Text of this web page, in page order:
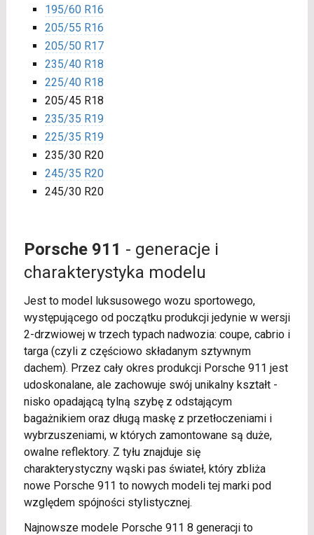
195/60 R16
205/55 R16
205/50 R17
235/40 R18
225/40 R18
205/45 R18
235/35 R19
225/35 R19
235/30 R20
245/35 R20
245/30 R20
Porsche 911 - generacje i
charakterystyka modelu
Jest to model luksusowego wozu sportowego,
występującego od początku produkcji jedynie w wersji
2-drzwiowej w trzech typach nadwozia: coupe, cabrio i
targa (czyli z częściowo składanym sztywnym
dachem). Przez cały okres produkcji Porsche 911 jest
udoskonalane, ale zachowuje swój unikalny kształt -
nisko opadającą tylną szybę z odstającym
bagażnikiem oraz długą maskę z przetłoczeniami i
wybrzuszeniami, w których zamontowane są duże,
owalne reflektory. Z tyłu znajduje się
charakterystyczny wąski pas świateł, który zbliża
nowe Porsche 911 to nowych modeli tej marki pod
względem spójności stylistycznej.
Najnowsze modele Porsche 911 8 generacji to